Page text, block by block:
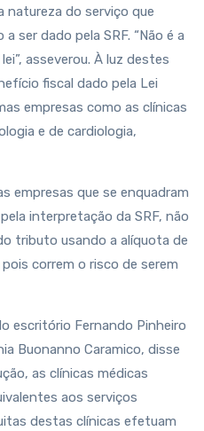
natureza do serviço que
ser dado pela SRF. “Não é a
asseverou. À luz destes
fiscal dado pela Lei
empresas como as clínicas
e de cardiologia,
empresas que se enquadram
interpretação da SRF, não
tributo usando a alíquota de
correm o risco de serem
escritório Fernando Pinheiro
Buonanno Caramico, disse
as clínicas médicas
aos serviços
destas clínicas efetuam